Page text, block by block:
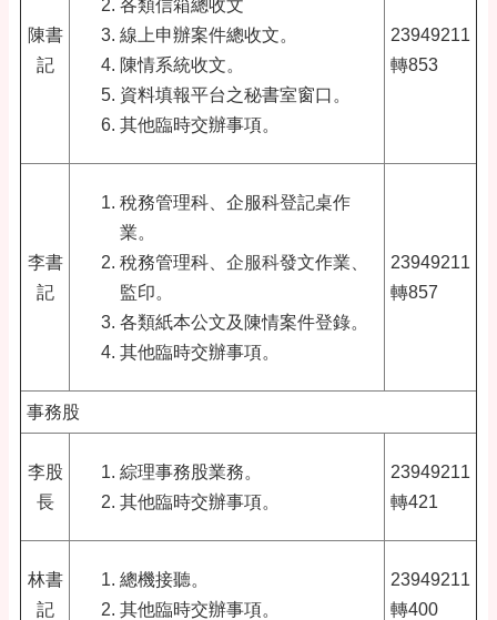
陳書
記
各類信箱總收文
線上申辦案件總收文。
陳情系統收文。
資料填報平台之秘書室窗口。
其他臨時交辦事項。
23949211
轉853
李書
記
稅務管理科、企服科登記桌作
業。
稅務管理科、 企服科發文作業、
監印。
各類紙本公文及陳情案件登錄。
其他臨時交辦事項。
23949211
轉857
事務股
李股
長
綜理事務股業務。
其他臨時交辦事項。
23949211
轉421
林書
記
總機接聽。
其他臨時交辦事項。
23949211
轉400